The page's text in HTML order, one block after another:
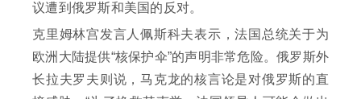
议遭到俄罗斯和美国的反对。
克里姆林宫发言人佩斯科夫表示，法国总统关于为
欧洲大陆提供“核保护伞”的声明非常危险。俄罗斯外
长拉夫罗夫则说，马克龙的核言论是对俄罗斯的直